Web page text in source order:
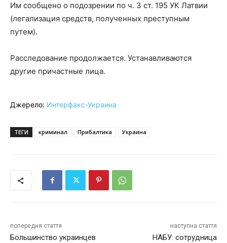
Им сообщено о подозрении по ч. 3 ст. 195 УК Латвии
(легализация средств, полученных преступным
путем).
Расследование продолжается. Устанавливаются
другие причастные лица.
Джерело: Интерфакс-Украина
ТЕГИ криминал Прибалтика Украина
попередня стаття
Большинство украинцев
наступна стаття
НАБУ: сотрудница